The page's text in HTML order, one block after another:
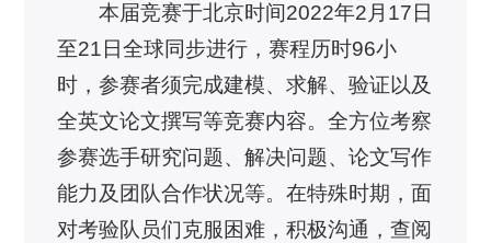
本届竞赛于北京时间2022年2月17日
至21日全球同步进行，赛程历时96小
时，参赛者须完成建模、求解、验证以及
全英文论文撰写等竞赛内容。全方位考察
参赛选手研究问题、解决问题、论文写作
能力及团队合作状况等。在特殊时期，面
对考验队员们克服困难，积极沟通，查阅